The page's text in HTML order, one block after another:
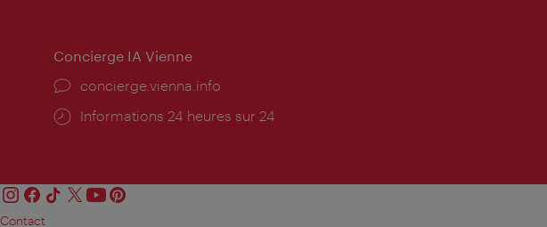
Concierge IA Vienne
Ort:
concierge.vienna.info
Öffnungszeiten:
Informations 24 heures sur 24
Contact